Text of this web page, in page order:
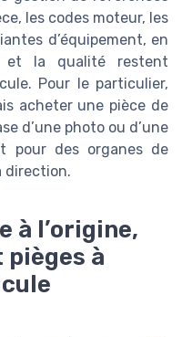
les codes moteur, les
d’équipement, en
et la qualité restent
Pour le particulier,
acheter une pièce de
d’une photo ou d’une
pour des organes de
direction.
à l’origine,
pièges à
2026
➔ Télécharger
d’être
par La piece auto et